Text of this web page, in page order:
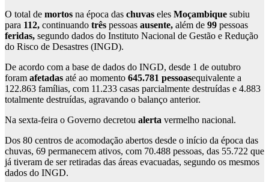
O total de mortos na época das chuvas eles Moçambique subiu
para 112, continuando três pessoas ausente, além de 99 pessoas
feridas, segundo dados do Instituto Nacional de Gestão e Redução
do Risco de Desastres (INGD).
De acordo com a base de dados do INGD, desde 1 de outubro
foram afetadas até ao momento 645.781 pessoasequivalente a
122.863 famílias, com 11.233 casas parcialmente destruídas e 4.883
totalmente destruídas, agravando o balanço anterior.
Na sexta-feira o Governo decretou alerta vermelho nacional.
Dos 80 centros de acomodação abertos desde o início da época das
chuvas, 69 permanecem ativos, com 70.488 pessoas, das 55.722 que
já tiveram de ser retiradas das áreas evacuadas, segundo os mesmos
dados do INGD.